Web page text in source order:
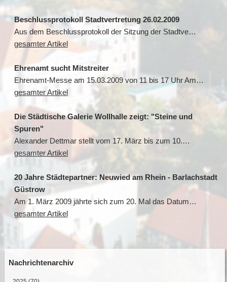
Beschlussprotokoll Stadtvertretung 26.02.2009
Aus dem Beschlussprotokoll der Sitzung der Stadtve…
gesamter Artikel
Ehrenamt sucht Mitstreiter
Ehrenamt-Messe am 15.03.2009 von 11 bis 17 Uhr Am…
gesamter Artikel
Die Städtische Galerie Wollhalle zeigt: "Steine und
Spuren"
Alexander Dettmar stellt vom 17. März bis zum 10.…
gesamter Artikel
20 Jahre Städtepartner: Neuwied am Rhein - Barlachstadt
Güstrow
Am 1. März 2009 jährte sich zum 20. Mal das Datum…
gesamter Artikel
Nachrichtenarchiv